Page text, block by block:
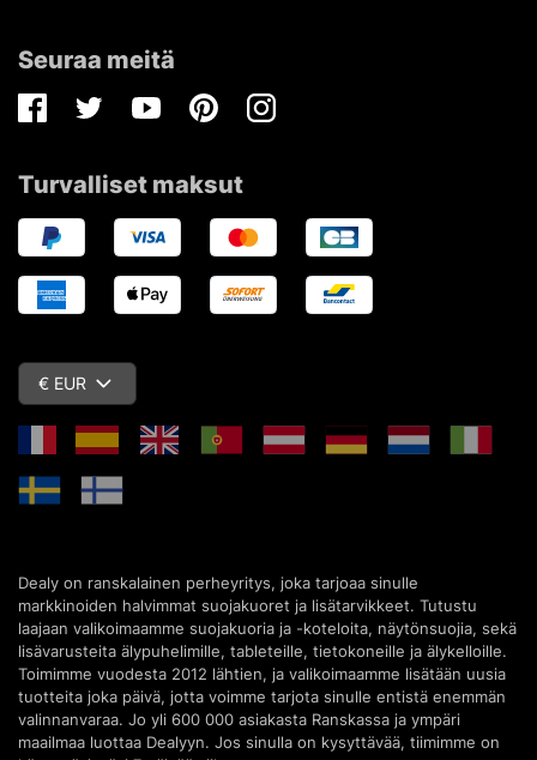
Seuraa meitä
FacebookTwitterYoutubePinterestInstagram
Turvalliset maksut
€ EUR
Dealy on ranskalainen perheyritys, joka tarjoaa sinulle
markkinoiden halvimmat suojakuoret ja lisätarvikkeet. Tutustu
laajaan valikoimaamme suojakuoria ja -koteloita, näytönsuojia, sekä
lisävarusteita älypuhelimille, tableteille, tietokoneille ja älykelloille.
Toimimme vuodesta 2012 lähtien, ja valikoimaamme lisätään uusia
tuotteita joka päivä, jotta voimme tarjota sinulle entistä enemmän
valinnanvaraa. Jo yli 600 000 asiakasta Ranskassa ja ympäri
maailmaa luottaa Dealyyn. Jos sinulla on kysyttävää, tiimimme on